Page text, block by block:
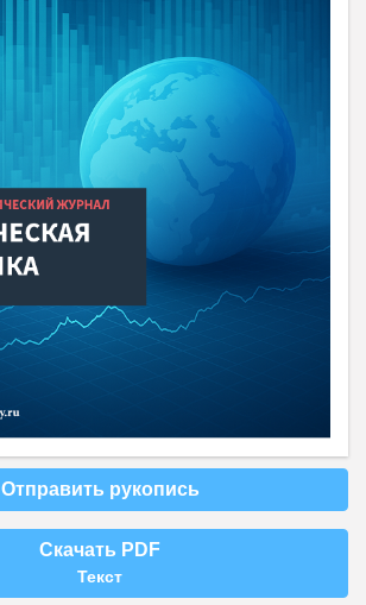
Отправить рукопись
Скачать PDF
Текст